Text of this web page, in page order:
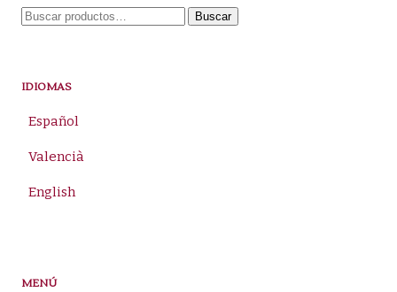
Buscar
Buscar
IDIOMAS
Español
Valencià
English
MENÚ